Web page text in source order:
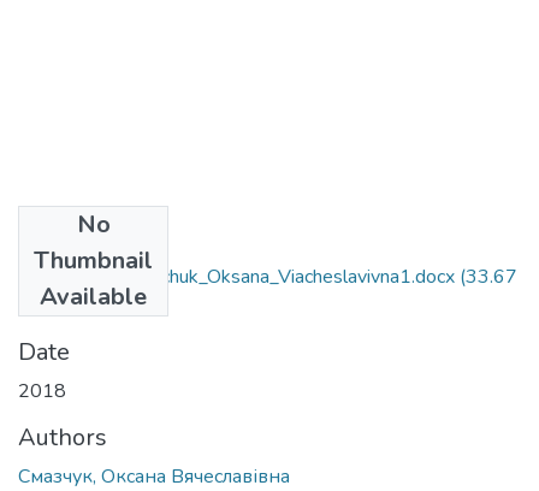
No
Thumbnail
Available
6.040102_Smazchuk_Oksana_Viacheslavivna1.docx (33.67
KB)
Date
2018
Authors
Смазчук, Оксана Вячеславівна